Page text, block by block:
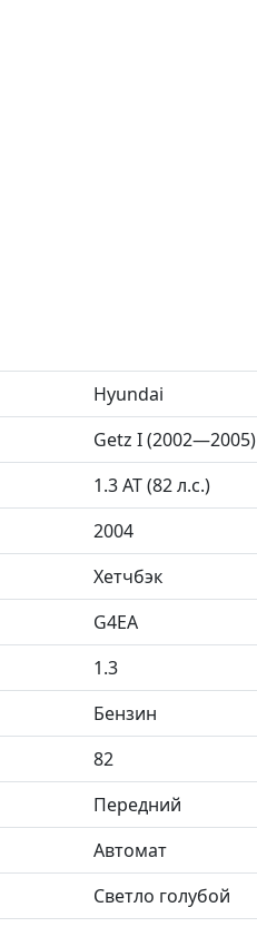
Hyundai
Getz I (2002—2005)
1.3 AT (82 л.с.)
2004
Хетчбэк
G4EA
1.3
Бензин
82
Передний
Автомат
Светло голубой